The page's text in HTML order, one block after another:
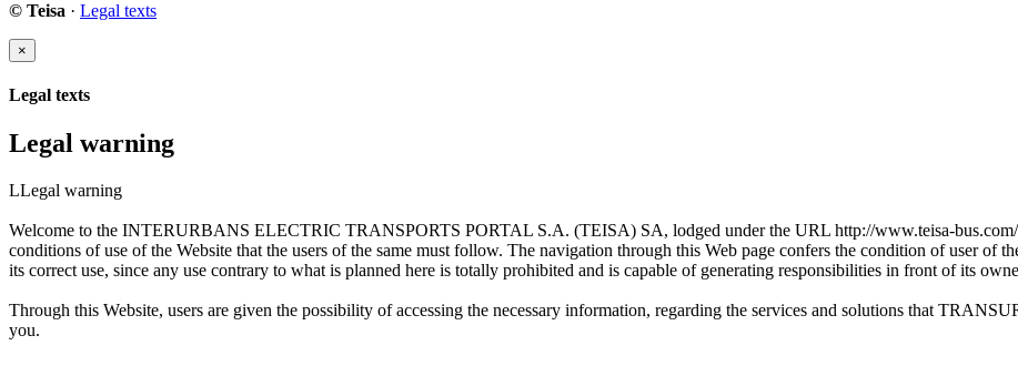
© Teisa · Legal texts
×
Legal texts
Legal warning
LLegal warning
Welcome to the INTERURBANS ELECTRIC TRANSPORTS PORTAL S.A. (TEISA) SA, lodged under the URL http://www.teisa-bus.com/
conditions of use of the Website that the users of the same must follow. The navigation through this Web page confers the condition of user of
its correct use, since any use contrary to what is planned here is totally prohibited and is capable of generating responsibilities in front of its
Through this Website, users are given the possibility of accessing the necessary information, regarding the services and solutions that
you.